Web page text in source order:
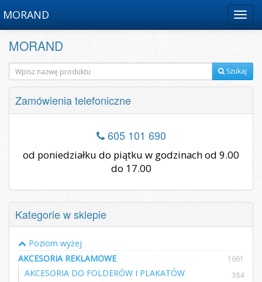
Menu
MORAND
MORAND
Szukaj
Zamówienia telefoniczne
605 101 690
od poniedziałku do piątku w godzinach od 9.00
do 17.00
Kategorie w sklepie
Poziom wyżej
AKCESORIA REKLAMOWE
1661
AKCESORIA DO FOLDERÓW I PLAKATÓW 384